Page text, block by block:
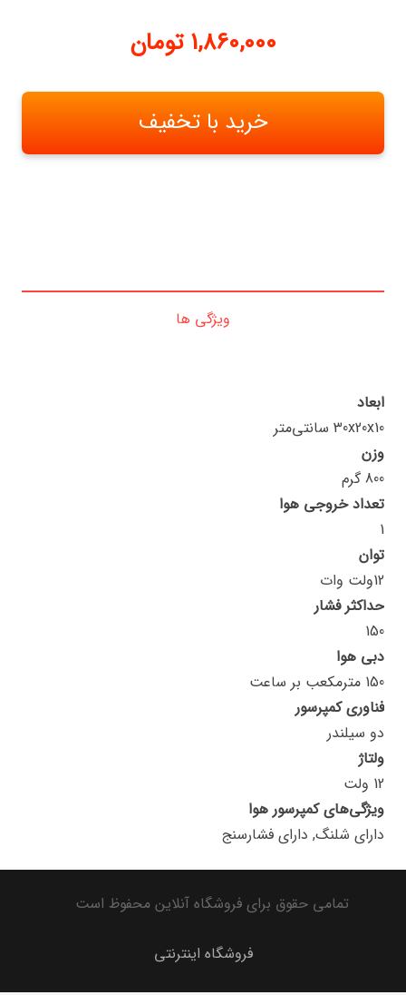
1,860,000 تومان
خرید با تخفیف
ویژگی ها
ابعاد
30x20x10 سانتی‌متر
وزن
800 گرم
تعداد خروجی هوا
1
توان
12ولت وات
حداکثر فشار
150
دبی هوا
150 مترمکعب بر ساعت
فناوری کمپرسور
دو سیلندر
ولتاژ
12 ولت
ویژگی‌های کمپرسور هوا
دارای شلنگ, دارای فشارسنج
تمامی حقوق برای فروشگاه آنلاین محفوظ است
فروشگاه اینترنتی